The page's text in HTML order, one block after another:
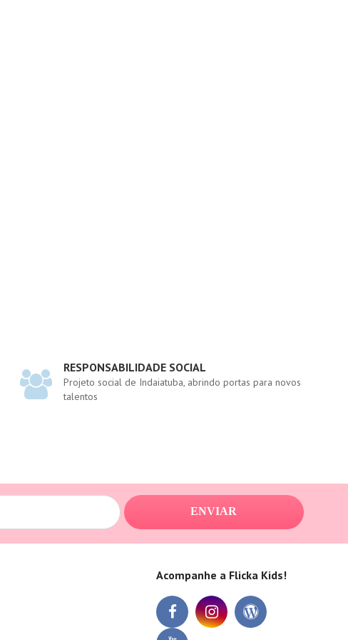
RESPONSABILIDADE SOCIAL
Projeto social de Indaiatuba, abrindo portas para novos
talentos
ENVIAR
Acompanhe a Flicka Kids!